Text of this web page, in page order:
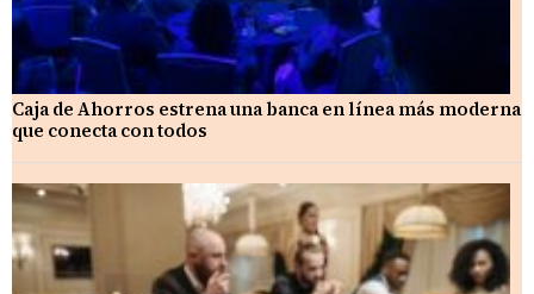
Caja de Ahorros estrena una banca en línea más moderna
que conecta con todos